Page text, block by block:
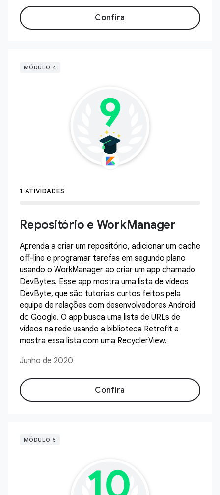
Confira
MÓDULO 4
1 ATIVIDADES
Repositório e WorkManager
Aprenda a criar um repositório, adicionar um cache
off-line e programar tarefas em segundo plano
usando o WorkManager ao criar um app chamado
DevBytes. Esse app mostra uma lista de vídeos
DevByte, que são tutoriais curtos feitos pela
equipe de relações com desenvolvedores Android
do Google. O app busca uma lista de URLs de
vídeos na rede usando a biblioteca Retrofit e
mostra essa lista com uma RecyclerView.
Junho de 2020
Confira
MÓDULO 5